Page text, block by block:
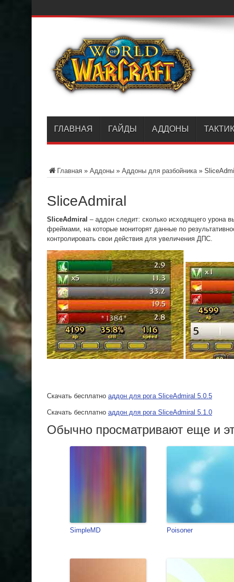
ГЛАВНАЯ ГАЙДЫ АДДОНЫ
Главная » Аддоны » Аддоны для разбойника»
SliceAdmiral
SliceAdmiral – аддон следит: сколько исходящего урона
фреймами, на которые мониторят данные по
контролировать свои действия для увеличения ДПС.
Скачать бесплатно аддон для рога SliceAdmiral 5.0.5
Скачать бесплатно аддон для рога SliceAdmiral 5.1.0
Обычно просматривают еще и
SimpleMD Poisoner